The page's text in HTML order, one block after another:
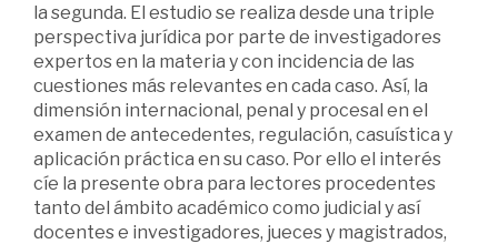
la segunda. El estudio se realiza desde una triple
perspectiva jurídica por parte de investigadores
expertos en la materia y con incidencia de las
cuestiones más relevantes en cada caso. Así, la
dimensión internacional, penal y procesal en el
examen de antecedentes, regulación, casuística y
aplicación práctica en su caso. Por ello el interés
cíe la presente obra para lectores procedentes
tanto del ámbito académico como judicial y así
docentes e investigadores, jueces y magistrados,